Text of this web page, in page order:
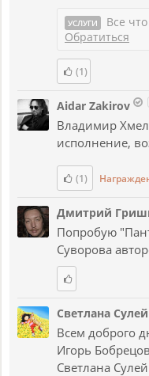
УСЛУГИ
Все
Обратиться
(1)
Aidar Zakirov
Владимир
исполнение,
(1)
Дмитрий
Попробую
Суворова
Светлана
Всем доброго
Игорь
Светлана